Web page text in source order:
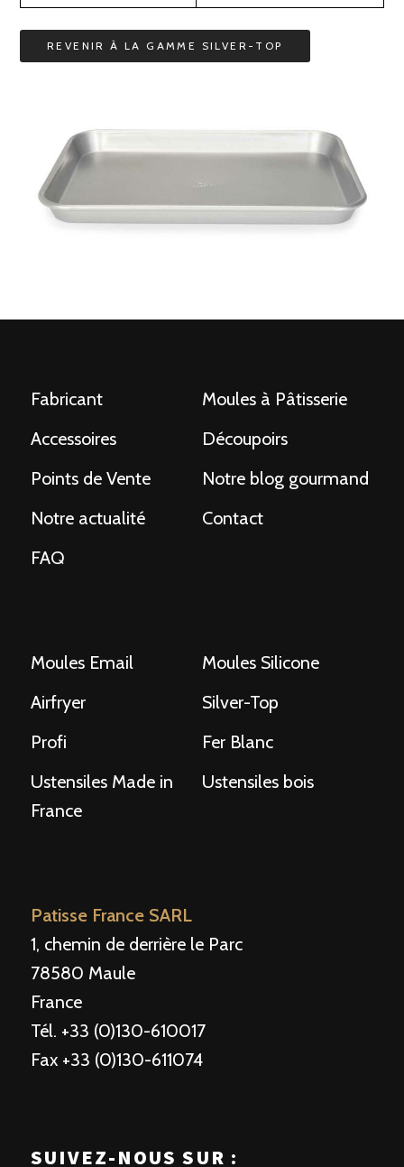
Fabricant
Moules à Pâtisserie
Accessoires
Découpoirs
Points de Vente
Notre blog gourmand
Notre actualité
Contact
FAQ
Moules Email
Moules Silicone
Airfryer
Silver-Top
Profi
Fer Blanc
Ustensiles Made in
France
Ustensiles bois
Patisse France SARL
1, chemin de derrière le Parc
78580 Maule
France
Tél. +33 (0)130-610017
Fax +33 (0)130-611074
SUIVEZ-NOUS SUR :